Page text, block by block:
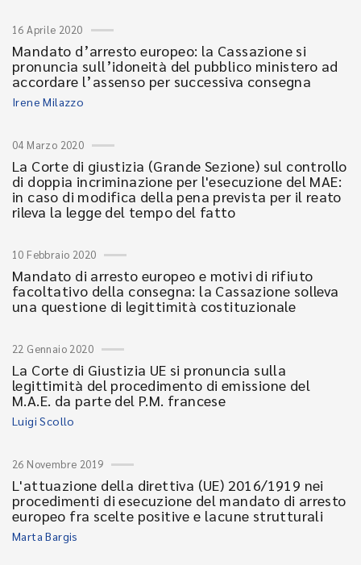
16 Aprile 2020
Mandato d’arresto europeo: la Cassazione si
pronuncia sull’idoneità del pubblico ministero ad
accordare l’assenso per successiva consegna
Irene Milazzo
04 Marzo 2020
La Corte di giustizia (Grande Sezione) sul controllo
di doppia incriminazione per l'esecuzione del MAE:
in caso di modifica della pena prevista per il reato
rileva la legge del tempo del fatto
10 Febbraio 2020
Mandato di arresto europeo e motivi di rifiuto
facoltativo della consegna: la Cassazione solleva
una questione di legittimità costituzionale
22 Gennaio 2020
La Corte di Giustizia UE si pronuncia sulla
legittimità del procedimento di emissione del
M.A.E. da parte del P.M. francese
Luigi Scollo
26 Novembre 2019
L'attuazione della direttiva (UE) 2016/1919 nei
procedimenti di esecuzione del mandato di arresto
europeo fra scelte positive e lacune strutturali
Marta Bargis